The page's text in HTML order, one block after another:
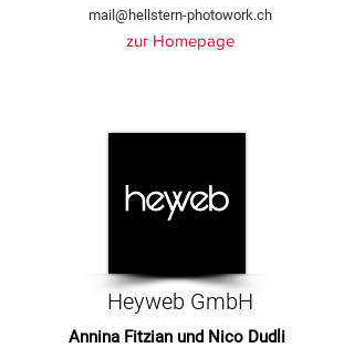
mail@hellstern-photowork.ch
zur Homepage
Heyweb GmbH
Annina Fitzian und Nico Dudli